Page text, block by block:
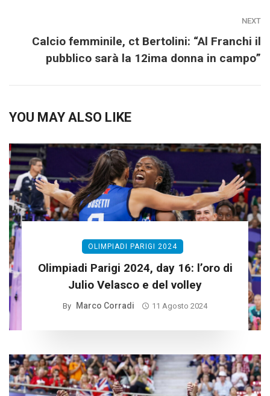
NEXT
Calcio femminile, ct Bertolini: “Al Franchi il
pubblico sarà la 12ima donna in campo”
YOU MAY ALSO LIKE
OLIMPIADI PARIGI 2024
Olimpiadi Parigi 2024, day 16: l’oro di
Julio Velasco e del volley
By Marco Corradi 11 Agosto 2024